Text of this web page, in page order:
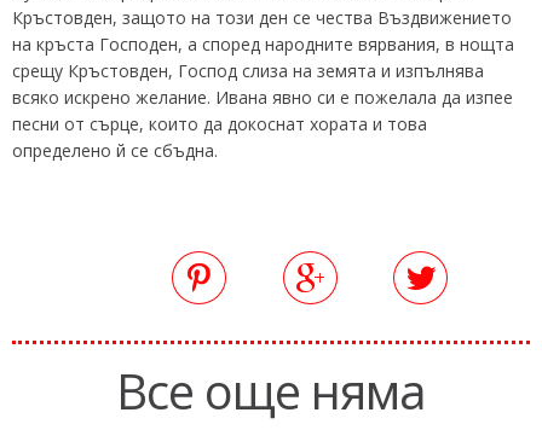
Кръстовден, защото на този ден се чества Въздвижението
на кръста Господен, а според народните вярвания, в нощта
срещу Кръстовден, Господ слиза на земята и изпълнява
всяко искрено желание. Ивана явно си е пожелала да изпее
песни от сърце, които да докоснат хората и това
определено й се сбъдна.
Все още няма